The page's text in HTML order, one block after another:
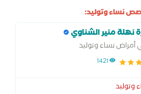
نساء وتوليد:
نهلة منير الشناوي
أمراض نساء وتوليد
1421
وتوليد